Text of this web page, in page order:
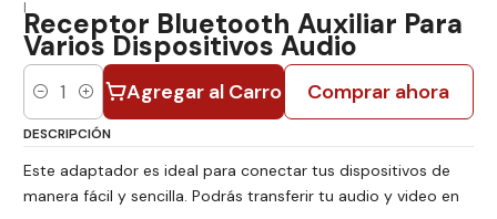
|Receptor Bluetooth Auxiliar Para
Varios Dispositivos Audio
Cantidad Agregar al Carro Comprar ahora
DESCRIPCIÓN
Este adaptador es ideal para conectar tus dispositivos de
manera fácil y sencilla. Podrás transferir tu audio y video en